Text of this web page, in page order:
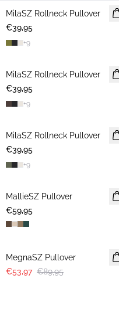
NEUHEIT
MilaSZ Rollneck Pullover
€39,95
+9
NEUHEIT
MilaSZ Rollneck Pullover
€39,95
+9
NEUHEIT
MilaSZ Rollneck Pullover
€39,95
+9
NEUHEIT
MallieSZ Pullover
€59,95
MegnaSZ Pullover
€53,97 €89,95